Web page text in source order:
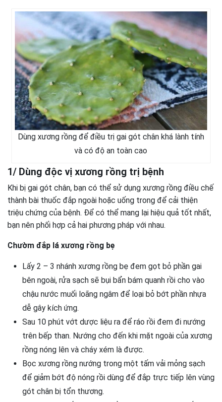
Dùng xương rồng để điều trị gai gót chân khá lành tính
và có độ an toàn cao
1/ Dùng độc vị xương rồng trị bệnh
Khi bị gai gót chân, bạn có thể sử dụng xương rồng điều chế
thành bài thuốc đắp ngoài hoặc uống trong để cải thiện
triệu chứng của bệnh. Để có thể mang lại hiệu quả tốt nhất,
bạn nên phối hợp cả hai phương pháp với nhau.
Chườm đắp lá xương rồng bẹ
Lấy 2 – 3 nhánh xương rồng bẹ đem gọt bỏ phần gai
bên ngoài, rửa sạch sẽ bụi bẩn bám quanh rồi cho vào
chậu nước muối loãng ngâm để loại bỏ bớt phần nhựa
dễ gây kích ứng.
Sau 10 phút vớt dược liệu ra để ráo rồi đem đi nướng
trên bếp than. Nướng cho đến khi mặt ngoài của xương
rồng nóng lên và cháy xém là được.
Bọc xương rồng nướng trong một tấm vải mỏng sạch
để giảm bớt độ nóng rồi dùng để đắp trực tiếp lên vùng
gót chân bị tổn thương.